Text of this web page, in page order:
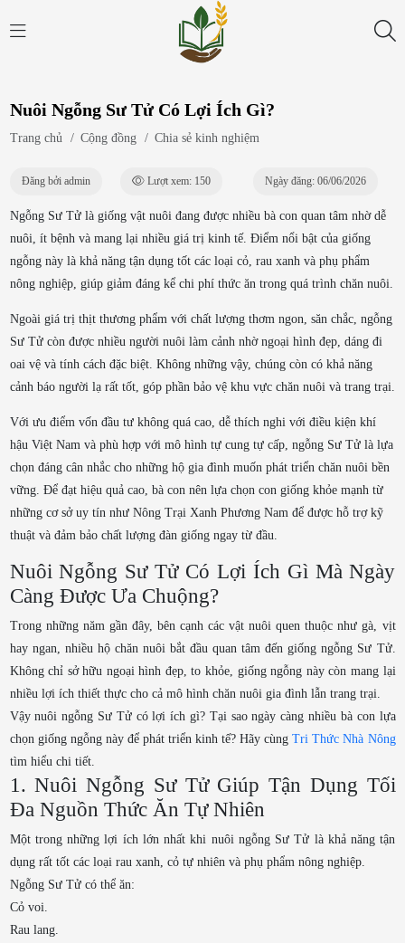
Nuôi Ngỗng Sư Tử Có Lợi Ích Gì?
Trang chủ / Cộng đồng / Chia sẻ kinh nghiệm
Đăng bởi admin Lượt xem: 150 Ngày đăng: 06/06/2026
Ngỗng Sư Tử là giống vật nuôi đang được nhiều bà con quan tâm nhờ dễ
nuôi, ít bệnh và mang lại nhiều giá trị kinh tế. Điểm nổi bật của giống
ngỗng này là khả năng tận dụng tốt các loại cỏ, rau xanh và phụ phẩm
nông nghiệp, giúp giảm đáng kể chi phí thức ăn trong quá trình chăn nuôi.
Ngoài giá trị thịt thương phẩm với chất lượng thơm ngon, săn chắc, ngỗng
Sư Tử còn được nhiều người nuôi làm cảnh nhờ ngoại hình đẹp, dáng đi
oai vệ và tính cách đặc biệt. Không những vậy, chúng còn có khả năng
cảnh báo người lạ rất tốt, góp phần bảo vệ khu vực chăn nuôi và trang trại.
Với ưu điểm vốn đầu tư không quá cao, dễ thích nghi với điều kiện khí
hậu Việt Nam và phù hợp với mô hình tự cung tự cấp, ngỗng Sư Tử là lựa
chọn đáng cân nhắc cho những hộ gia đình muốn phát triển chăn nuôi bền
vững. Để đạt hiệu quả cao, bà con nên lựa chọn con giống khỏe mạnh từ
những cơ sở uy tín như Nông Trại Xanh Phương Nam để được hỗ trợ kỹ
thuật và đảm bảo chất lượng đàn giống ngay từ đầu.
Nuôi Ngỗng Sư Tử Có Lợi Ích Gì Mà Ngày
Càng Được Ưa Chuộng?
Trong những năm gần đây, bên cạnh các vật nuôi quen thuộc như gà, vịt
hay ngan, nhiều hộ chăn nuôi bắt đầu quan tâm đến giống ngỗng Sư Tử.
Không chỉ sở hữu ngoại hình đẹp, to khỏe, giống ngỗng này còn mang lại
nhiều lợi ích thiết thực cho cả mô hình chăn nuôi gia đình lẫn trang trại.
Vậy nuôi ngỗng Sư Tử có lợi ích gì? Tại sao ngày càng nhiều bà con lựa
chọn giống ngỗng này để phát triển kinh tế? Hãy cùngTri Thức Nhà Nông
tìm hiểu chi tiết.
1. Nuôi Ngỗng Sư Tử Giúp Tận Dụng Tối
Đa Nguồn Thức Ăn Tự Nhiên
Một trong những lợi ích lớn nhất khi nuôi ngỗng Sư Tử là khả năng tận
dụng rất tốt các loại rau xanh, cỏ tự nhiên và phụ phẩm nông nghiệp.
Ngỗng Sư Tử có thể ăn:
Cỏ voi.
Rau lang.